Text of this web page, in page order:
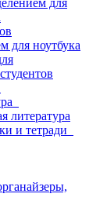
для
для ноутбука
литература
и тетради